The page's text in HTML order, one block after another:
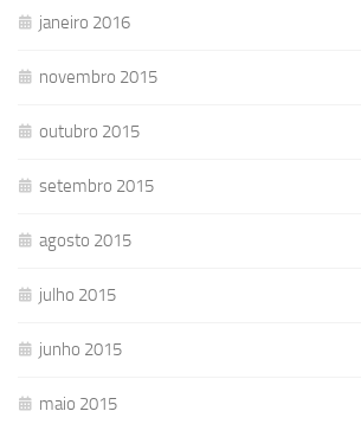
janeiro 2016
novembro 2015
outubro 2015
setembro 2015
agosto 2015
julho 2015
junho 2015
maio 2015